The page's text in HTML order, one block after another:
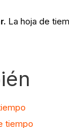
La hoja de
tiempo